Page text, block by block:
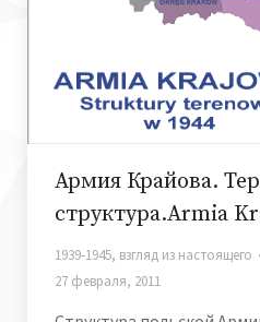
Армия Крайова.
структура.Armia
1939-1945, взгляд из настоящего
27 февраля, 2011